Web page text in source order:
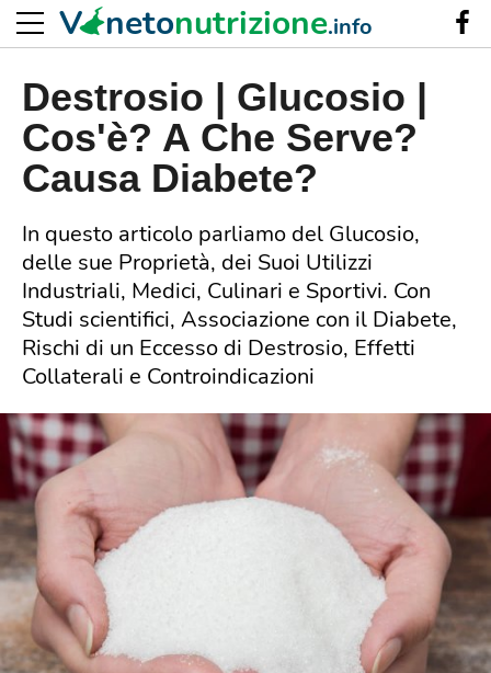
Destrosio | Glucosio |
Cos'è? A Che Serve?
Causa Diabete?
In questo articolo parliamo del Glucosio,
delle sue Proprietà, dei Suoi Utilizzi
Industriali, Medici, Culinari e Sportivi. Con
Studi scientifici, Associazione con il Diabete,
Rischi di un Eccesso di Destrosio, Effetti
Collaterali e Controindicazioni
V netonutrizione.info